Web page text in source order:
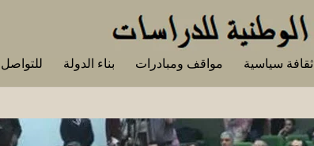
ثقافة سياسية مواقف ومبادرات بناء الدولة